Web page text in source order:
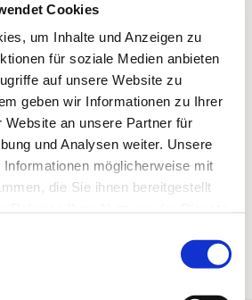
Cookies
um Inhalte und Anzeigen zu
für soziale Medien anbieten
auf unsere Website zu
geben wir Informationen zu Ihrer
Website an unsere Partner für
und Analysen weiter. Unsere
möglicherweise mit
die Sie ihnen bereitgestellt